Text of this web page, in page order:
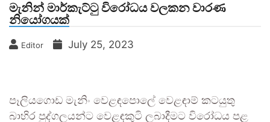
මැනින් මාර්කැට්ටු විරෝධය වලකන වාරණ
නියෝගයක්
Editor July 25, 2023
පෑලියගොඩ මැනිං වෙළඳපොලේ වෙළඳාම් කටයුතු
බාහිර පුද්ගලයන්ට වෙළඳකුටි ලබාදීමට විරෝධය පළ